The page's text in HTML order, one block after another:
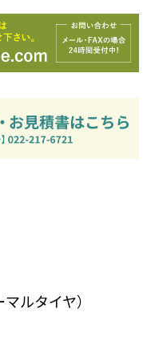
ルタイヤ）